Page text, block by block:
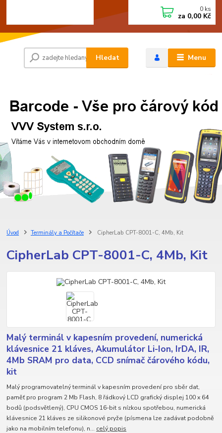
Menu
Hledat
0 ks
za 0,00 Kč
Úvod Terminály a Počítače CipherLab CPT-8001-C, 4Mb, Kit
CipherLab CPT-8001-C, 4Mb, Kit
Malý terminál v kapesním provedení, numerická
klávesnice 21 kláves, Akumulátor Li-Ion, IrDA, IR,
4Mb SRAM pro data, CCD snímač čárového kódu,
kit
Malý programovatelný terminál v kapesním provedení pro sběr dat,
paměť pro program 2 Mb Flash, 8 řádkový LCD grafický displej 100 x 64
bodů (podsvětlený), CPU CMOS 16-bit s nízkou spotřebou, numerická
klávesnice 21 kláves ze silikonové pryže (písmena lze zadávat podobně
jako na mobilním telefonu), n... celý popis